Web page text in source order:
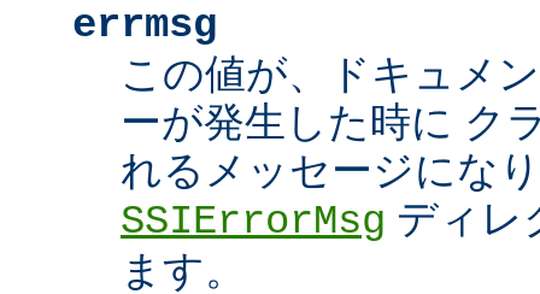
errmsg
この値が、ドキュメ
ーが発生した時に ク
れるメッセージにな
SSIErrorMsg ディレ
ます。